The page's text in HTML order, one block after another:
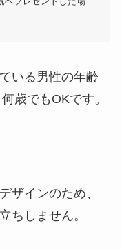
いる男性の年齢
歳でもOKです。
ザインのため、
ちしません。